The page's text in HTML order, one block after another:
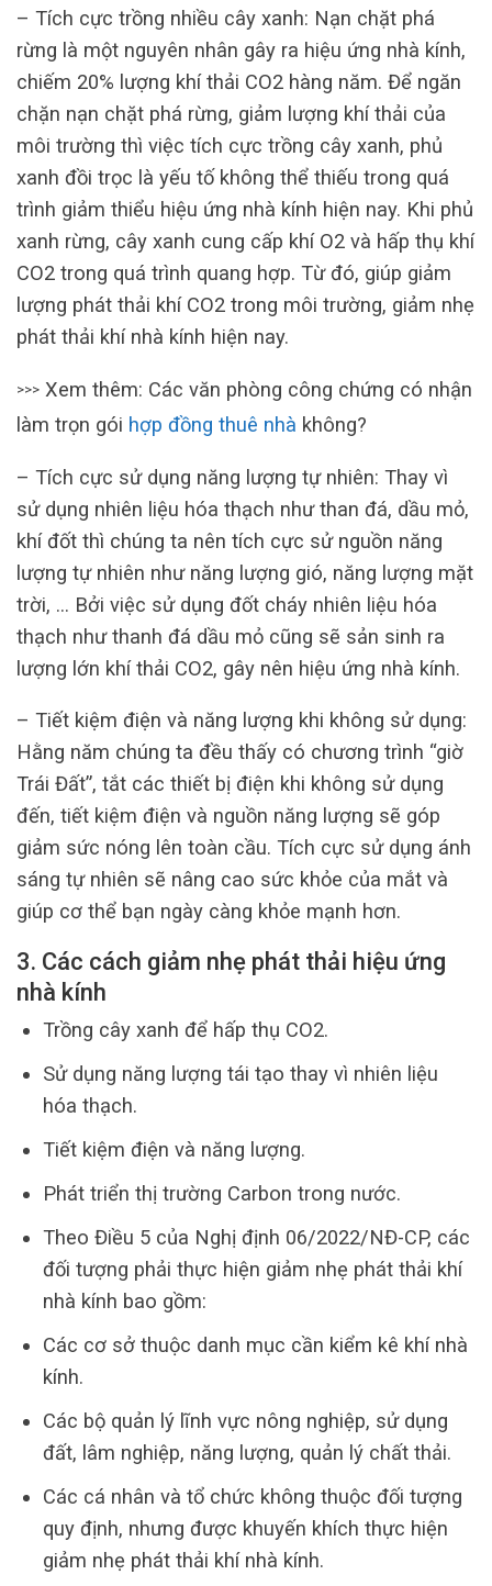
– Tích cực trồng nhiều cây xanh: Nạn chặt phá
rừng là một nguyên nhân gây ra hiệu ứng nhà kính,
chiếm 20% lượng khí thải CO2 hàng năm. Để ngăn
chặn nạn chặt phá rừng, giảm lượng khí thải của
môi trường thì việc tích cực trồng cây xanh, phủ
xanh đồi trọc là yếu tố không thể thiếu trong quá
trình giảm thiểu hiệu ứng nhà kính hiện nay. Khi phủ
xanh rừng, cây xanh cung cấp khí O2 và hấp thụ khí
CO2 trong quá trình quang hợp. Từ đó, giúp giảm
lượng phát thải khí CO2 trong môi trường, giảm nhẹ
phát thải khí nhà kính hiện nay.
>>> Xem thêm: Các văn phòng công chứng có nhận
làm trọn gói hợp đồng thuê nhà không?
– Tích cực sử dụng năng lượng tự nhiên: Thay vì
sử dụng nhiên liệu hóa thạch như than đá, dầu mỏ,
khí đốt thì chúng ta nên tích cực sử nguồn năng
lượng tự nhiên như năng lượng gió, năng lượng mặt
trời, … Bởi việc sử dụng đốt cháy nhiên liệu hóa
thạch như thanh đá dầu mỏ cũng sẽ sản sinh ra
lượng lớn khí thải CO2, gây nên hiệu ứng nhà kính.
– Tiết kiệm điện và năng lượng khi không sử dụng:
Hằng năm chúng ta đều thấy có chương trình “giờ
Trái Đất”, tắt các thiết bị điện khi không sử dụng
đến, tiết kiệm điện và nguồn năng lượng sẽ góp
giảm sức nóng lên toàn cầu. Tích cực sử dụng ánh
sáng tự nhiên sẽ nâng cao sức khỏe của mắt và
giúp cơ thể bạn ngày càng khỏe mạnh hơn.
3. Các cách giảm nhẹ phát thải hiệu ứng
nhà kính
Trồng cây xanh để hấp thụ CO2.
Sử dụng năng lượng tái tạo thay vì nhiên liệu
hóa thạch.
Tiết kiệm điện và năng lượng.
Phát triển thị trường Carbon trong nước.
Theo Điều 5 của Nghị định 06/2022/NĐ-CP, các
đối tượng phải thực hiện giảm nhẹ phát thải khí
nhà kính bao gồm:
Các cơ sở thuộc danh mục cần kiểm kê khí nhà
kính.
Các bộ quản lý lĩnh vực nông nghiệp, sử dụng
đất, lâm nghiệp, năng lượng, quản lý chất thải.
Các cá nhân và tổ chức không thuộc đối tượng
quy định, nhưng được khuyến khích thực hiện
giảm nhẹ phát thải khí nhà kính.